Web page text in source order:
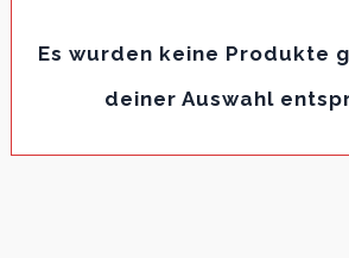
Es wurden keine Produkte
deiner Auswahl